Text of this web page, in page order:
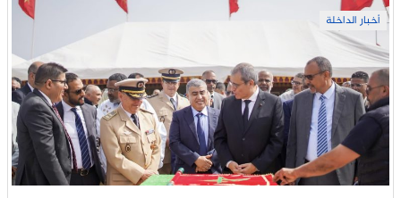
أخبار الداخلة